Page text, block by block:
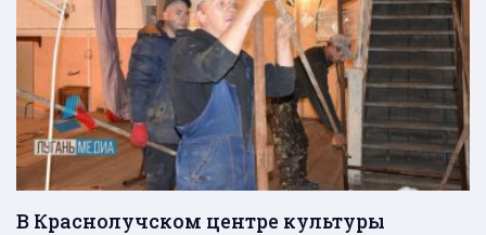
В Краснолучском центре культуры